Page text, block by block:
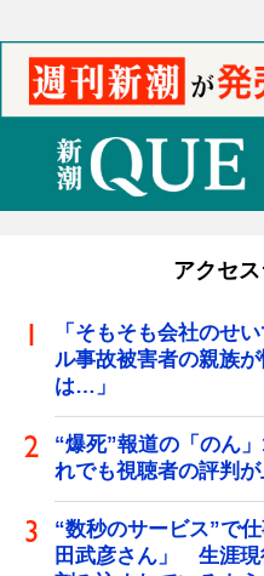
アクセ
「そもそも会社のせ
ル事故被害者の親族
は…」
“爆死”報道の「のん
れでも視聴者の評判
“数秒のサービス”で
田武彦さん」 生涯現